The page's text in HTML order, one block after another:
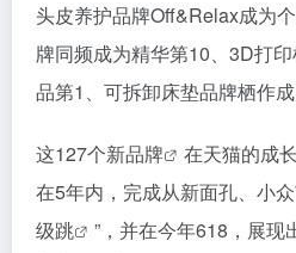
头皮养护品牌Off&Relax成为
牌同频成为精华第10、3D打
品第1、可拆卸床垫品牌栖作
这127个新品牌
在天猫的成
在5年内，完成从新面孔、小
级跳
”，并在今年618，展